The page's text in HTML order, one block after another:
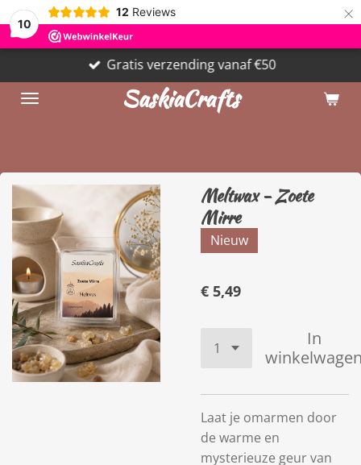
10
12 Reviews ×
SaskiaCrafts
Gratis verzending vanaf €50
Meltwax - Zoete
Mirre
Nieuw
€ 5,49
In
Laat je omarmen door
de warme en
mysterieuze geur van